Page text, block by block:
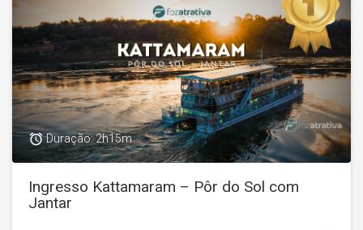
access_alarmDuração: 2h15m
Ingresso Kattamaram – Pôr do Sol com
Jantar